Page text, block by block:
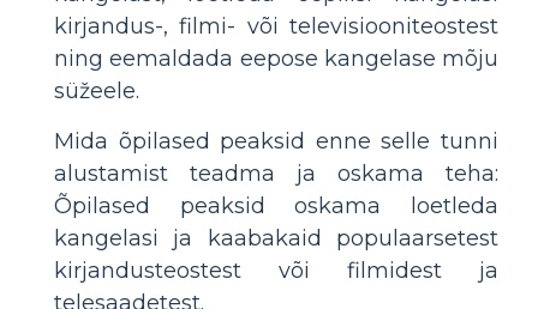
kirjandus-, filmi- või televisiooniteostest
ning eemaldada eepose kangelase mõju
süžeele.
Mida õpilased peaksid enne selle tunni
alustamist teadma ja oskama teha:
Õpilased peaksid oskama loetleda
kangelasi ja kaabakaid populaarsetest
kirjandusteostest või filmidest ja
telesaadetest.